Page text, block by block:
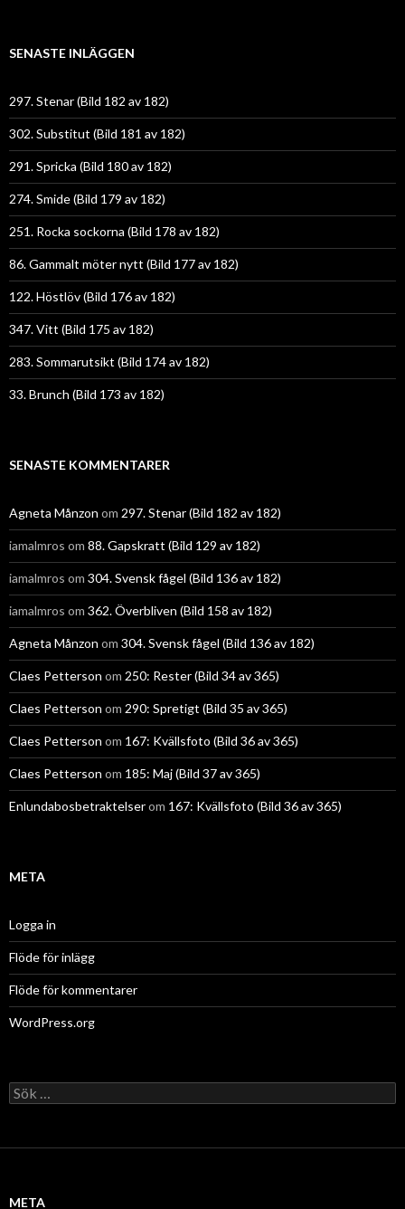
SENASTE INLÄGGEN
297. Stenar (Bild 182 av 182)
302. Substitut (Bild 181 av 182)
291. Spricka (Bild 180 av 182)
274. Smide (Bild 179 av 182)
251. Rocka sockorna (Bild 178 av 182)
86. Gammalt möter nytt (Bild 177 av 182)
122. Höstlöv (Bild 176 av 182)
347. Vitt (Bild 175 av 182)
283. Sommarutsikt (Bild 174 av 182)
33. Brunch (Bild 173 av 182)
SENASTE KOMMENTARER
Agneta Månzon om 297. Stenar (Bild 182 av 182)
iamalmros om 88. Gapskratt (Bild 129 av 182)
iamalmros om 304. Svensk fågel (Bild 136 av 182)
iamalmros om 362. Överbliven (Bild 158 av 182)
Agneta Månzon om 304. Svensk fågel (Bild 136 av 182)
Claes Petterson om 250: Rester (Bild 34 av 365)
Claes Petterson om 290: Spretigt (Bild 35 av 365)
Claes Petterson om 167: Kvällsfoto (Bild 36 av 365)
Claes Petterson om 185: Maj (Bild 37 av 365)
Enlundabosbetraktelserom 167: Kvällsfoto (Bild 36 av 365)
META
Logga in
Flöde för inlägg
Flöde för kommentarer
WordPress.org
Sök
efter:
META